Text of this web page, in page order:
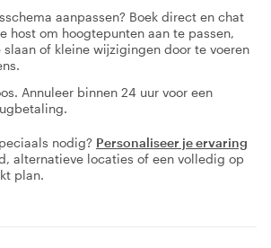
aanpassen? Boek direct en chat
host om hoogtepunten aan te passen,
slaan of kleine wijzigingen door te voeren
Annuleer binnen 24 uur voor een
nodig? Personaliseer je ervaring
alternatieve locaties of een volledig op
plan.